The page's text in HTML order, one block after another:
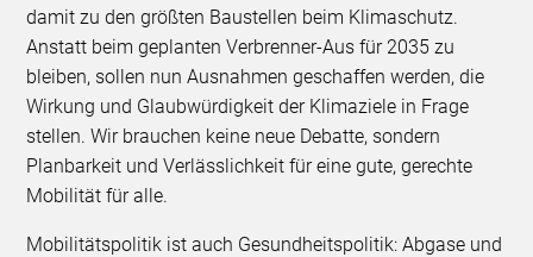
damit zu den größten Baustellen beim Klimaschutz.
Anstatt beim geplanten Verbrenner-Aus für 2035 zu
bleiben, sollen nun Ausnahmen geschaffen werden, die
Wirkung und Glaubwürdigkeit der Klimaziele in Frage
stellen. Wir brauchen keine neue Debatte, sondern
Planbarkeit und Verlässlichkeit für eine gute, gerechte
Mobilität für alle.
Mobilitätspolitik ist auch Gesundheitspolitik: Abgase und